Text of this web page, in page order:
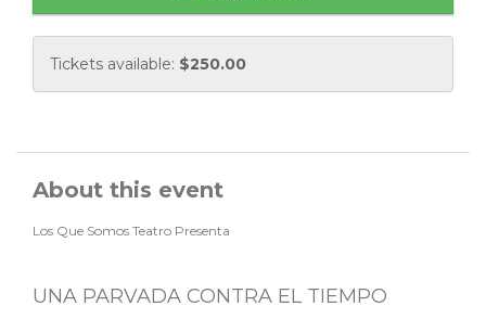
Tickets available: $250.00
About this event
Los Que Somos Teatro Presenta
UNA PARVADA CONTRA EL TIEMPO